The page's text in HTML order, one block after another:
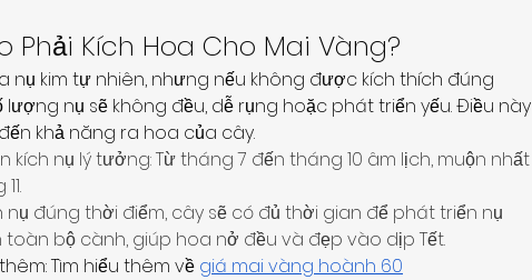
Phải Kích Hoa Cho Mai Vàng?
nụ kim tự nhiên, nhưng nếu không được kích thích đúng
lượng nụ sẽ không đều, dễ rụng hoặc phát triển yếu. Điều này
khả năng ra hoa của cây.
kích nụ lý tưởng: Từ tháng 7 đến tháng 10 âm lịch, muộn nhất
nụ đúng thời điểm, cây sẽ có đủ thời gian để phát triển nụ
toàn bộ cành, giúp hoa nở đều và đẹp vào dịp Tết.
thêm: Tìm hiểu thêm về giá mai vàng hoành 60